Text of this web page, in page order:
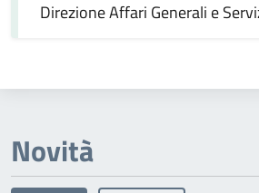
Direzione Affari Generali e
Novità